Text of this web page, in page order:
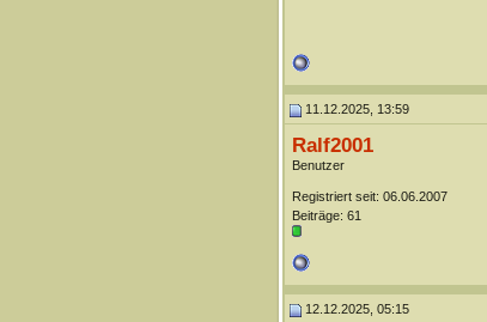
11.12.2025, 13:59
Ralf2001
Benutzer
Registriert seit: 06.06.2007
Beiträge: 61
12.12.2025, 05:15